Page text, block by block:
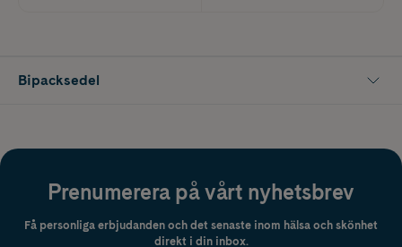
Bipacksedel
Prenumerera på vårt nyhetsbrev
Få personliga erbjudanden och det senaste inom hälsa och skönhet
direkt i din inbox.